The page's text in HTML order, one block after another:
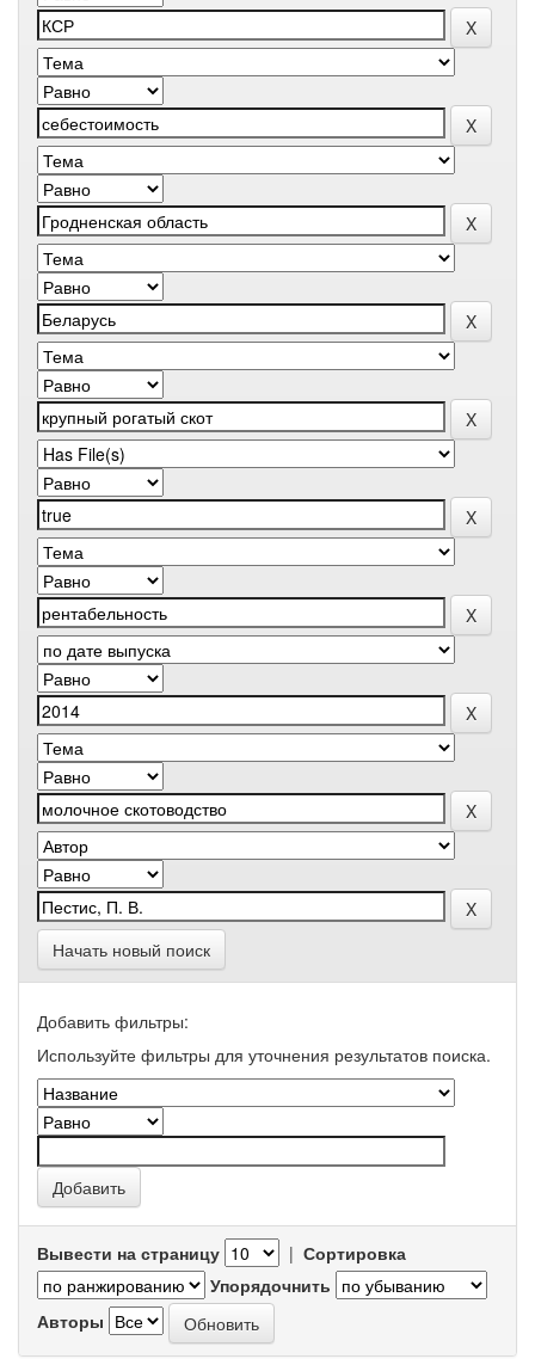
Начать новый поиск
Добавить фильтры:
Используйте фильтры для уточнения результатов поиска.
Вывести на страницу | Сортировка
Упорядочнить
Авторы